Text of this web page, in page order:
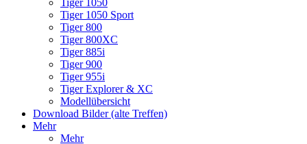
Tiger 1050 Sport
Tiger 800
Tiger 800XC
Tiger 885i
Tiger 900
Tiger 955i
Tiger Explorer & XC
Modellübersicht
Download Bilder (alte Treffen)
Mehr
Mehr